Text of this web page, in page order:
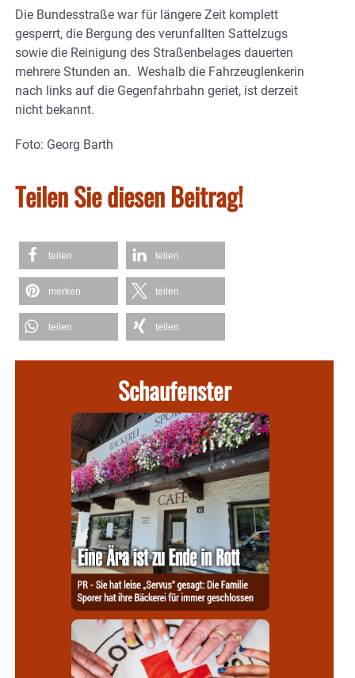
Die Bundesstraße war für längere Zeit komplett
gesperrt, die Bergung des verunfallten Sattelzugs
sowie die Reinigung des Straßenbelages dauerten
mehrere Stunden an. Weshalb die Fahrzeuglenkerin
nach links auf die Gegenfahrbahn geriet, ist derzeit
nicht bekannt.
Foto: Georg Barth
Teilen Sie diesen Beitrag!
teilen teilen
merken teilen
teilen teilen
Schaufenster